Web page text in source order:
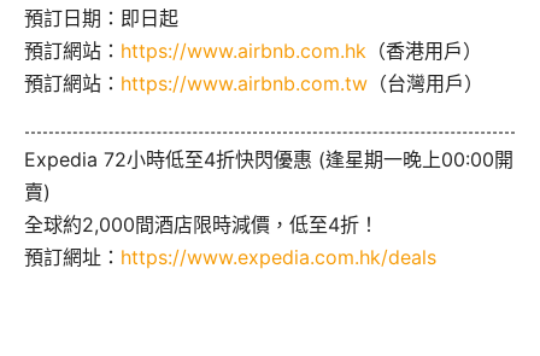
預訂日期：即日起
預訂網站： https://www.airbnb.com.hk （香港用戶）
預訂網站： https://www.airbnb.com.tw （台灣用戶）
Expedia 72小時低至4折快閃優惠 (逢星期一晚上00:00開
賣)
全球約2,000間酒店限時減價，低至4折！
預訂網址： https://www.expedia.com.hk/deals